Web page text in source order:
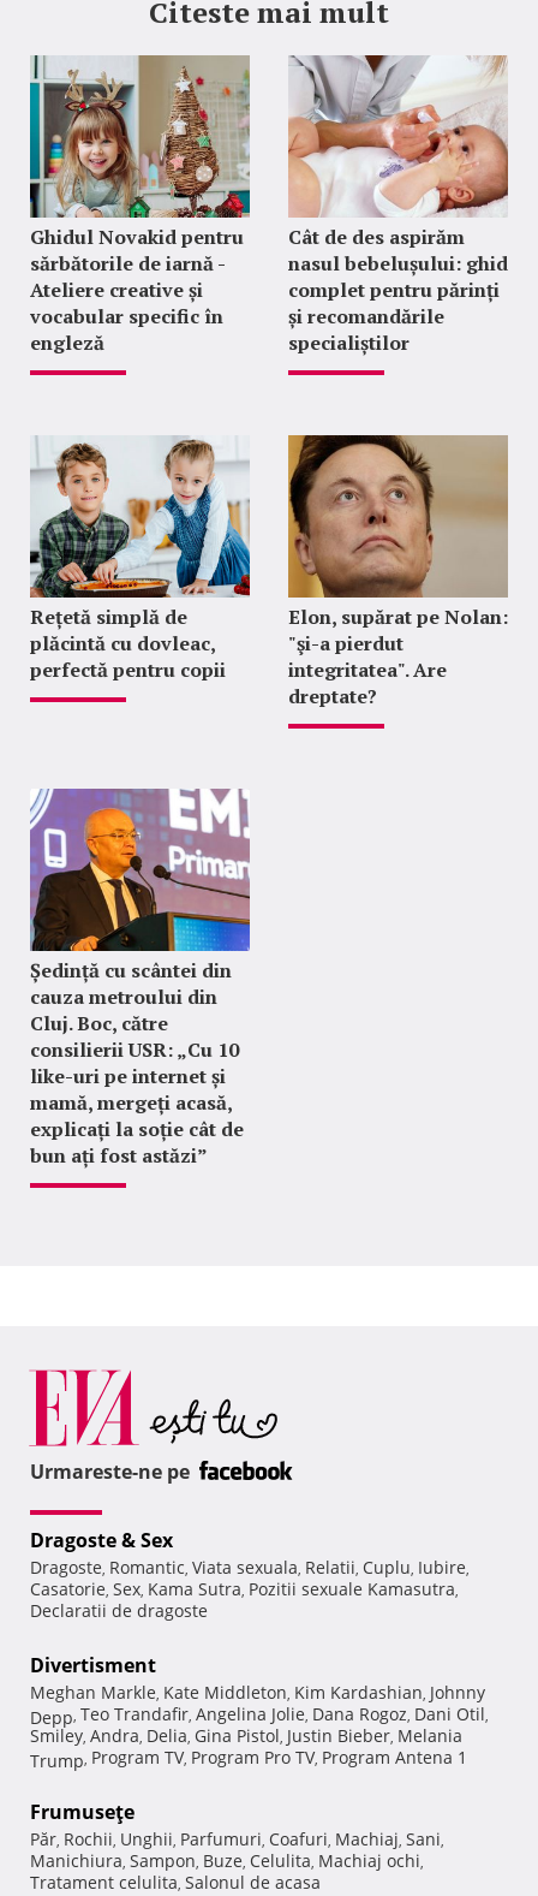
Citeste mai mult
Ghidul Novakid pentru
sărbătorile de iarnă -
Ateliere creative și
vocabular specific în
engleză
Cât de des aspirăm
nasul bebelușului: ghid
complet pentru părinți
și recomandările
specialiștilor
Rețetă simplă de
plăcintă cu dovleac,
perfectă pentru copii
Elon, supărat pe Nolan:
"şi-a pierdut
integritatea". Are
dreptate?
Ședință cu scântei din
cauza metroului din
Cluj. Boc, către
consilierii USR: „Cu 10
like-uri pe internet și
mamă, mergeți acasă,
explicați la soție cât de
bun ați fost astăzi”
Urmareste-ne pe
Dragoste & Sex
Dragoste, Romantic, Viata sexuala, Relatii, Cuplu, Iubire,
Casatorie, Sex, Kama Sutra, Pozitii sexuale Kamasutra,
Declaratii de dragoste
Divertisment
Meghan Markle, Kate Middleton, Kim Kardashian, Johnny
Depp, Teo Trandafir, Angelina Jolie, Dana Rogoz, Dani Otil,
Smiley, Andra, Delia, Gina Pistol, Justin Bieber, Melania
Trump, Program TV, Program Pro TV, Program Antena 1
Frumuseţe
Păr, Rochii, Unghii, Parfumuri, Coafuri, Machiaj, Sani,
Manichiura, Sampon, Buze, Celulita, Machiaj ochi,
Tratament celulita, Salonul de acasa